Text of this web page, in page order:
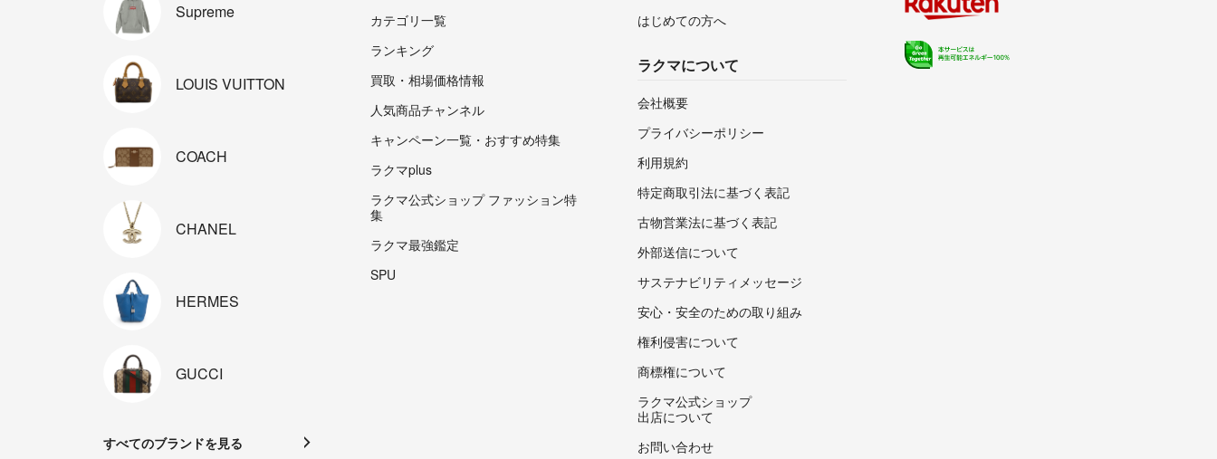
Supreme
LOUIS VUITTON
COACH
CHANEL
HERMES
GUCCI
すべてのブランドを見る
カテゴリ一覧
ランキング
買取・相場価格情報
人気商品チャンネル
キャンペーン一覧・おすすめ特集
ラクマplus
ラクマ公式ショップ ファッション特
集
ラクマ最強鑑定
SPU
はじめての方へ
ラクマについて
会社概要
プライバシーポリシー
利用規約
特定商取引法に基づく表記
古物営業法に基づく表記
外部送信について
サステナビリティメッセージ
安心・安全のための取り組み
権利侵害について
商標権について
ラクマ公式ショップ
出店について
お問い合わせ